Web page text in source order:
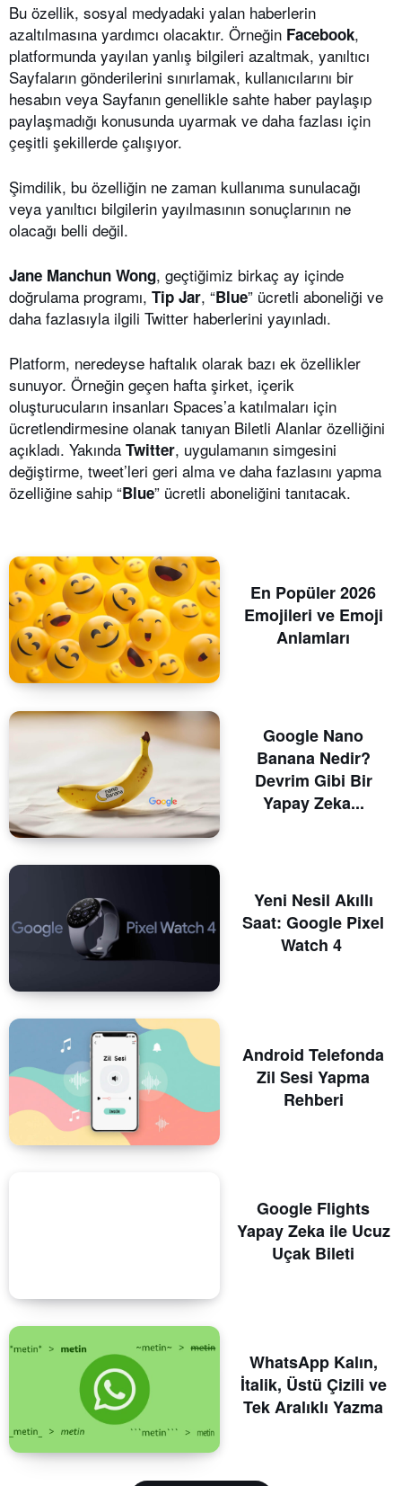
Bu özellik, sosyal medyadaki yalan haberlerin
azaltılmasına yardımcı olacaktır. Örneğin Facebook,
platformunda yayılan yanlış bilgileri azaltmak, yanıltıcı
Sayfaların gönderilerini sınırlamak, kullanıcılarını bir
hesabın veya Sayfanın genellikle sahte haber paylaşıp
paylaşmadığı konusunda uyarmak ve daha fazlası için
çeşitli şekillerde çalışıyor.
Şimdilik, bu özelliğin ne zaman kullanıma sunulacağı
veya yanıltıcı bilgilerin yayılmasının sonuçlarının ne
olacağı belli değil.
Jane Manchun Wong, geçtiğimiz birkaç ay içinde
doğrulama programı, Tip Jar, “Blue” ücretli aboneliği ve
daha fazlasıyla ilgili Twitter haberlerini yayınladı.
Platform, neredeyse haftalık olarak bazı ek özellikler
sunuyor. Örneğin geçen hafta şirket, içerik
oluşturucuların insanları Spaces’a katılmaları için
ücretlendirmesine olanak tanıyan Biletli Alanlar özelliğini
açıkladı. Yakında Twitter, uygulamanın simgesini
değiştirme, tweet’leri geri alma ve daha fazlasını yapma
özelliğine sahip “Blue” ücretli aboneliğini tanıtacak.
En Popüler 2026
Emojileri ve Emoji
Anlamları
Google Nano
Banana Nedir?
Devrim Gibi Bir
Yapay Zeka...
Yeni Nesil Akıllı
Saat: Google Pixel
Watch 4
Android Telefonda
Zil Sesi Yapma
Rehberi
Google Flights
Yapay Zeka ile Ucuz
Uçak Bileti
WhatsApp Kalın,
İtalik, Üstü Çizili ve
Tek Aralıklı Yazma